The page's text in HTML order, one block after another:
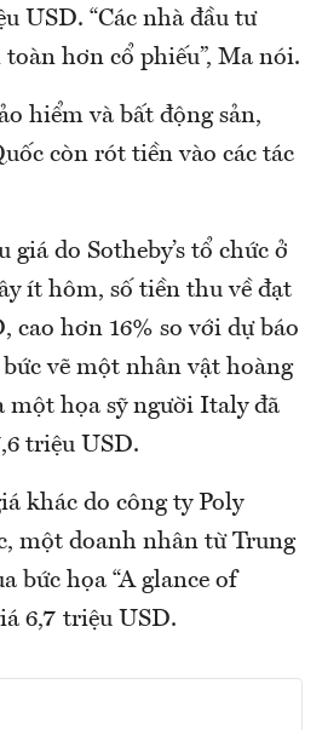
USD. “Các nhà đầu tư
hơn cổ phiếu”, Ma nói.
hiểm và bất động sản,
còn rót tiền vào các tác
giá do Sotheby’s tổ chức ở
ít hôm, số tiền thu về đạt
cao hơn 16% so với dự báo
vẽ một nhân vật hoàng
một họa sỹ người Italy đã
triệu USD.
khác do công ty Poly
một doanh nhân từ Trung
bức họa “A glance of
6,7 triệu USD.